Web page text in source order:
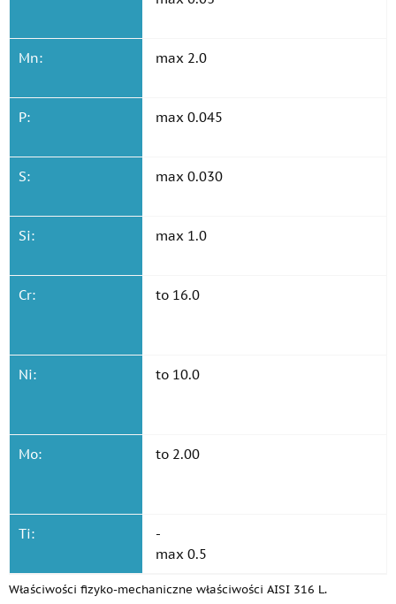
Mn: max 2.0
P: max 0.045
S: max 0.030
Si: max 1.0
Cr: to 16.0
Ni: to 10.0
Mo: to 2.00
Ti:
-
max 0.5
Właściwości fizyko-mechaniczne właściwości AISI 316 L.